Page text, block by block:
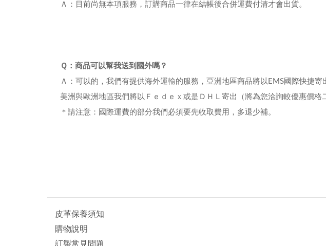
Ａ：目前尚無本項服務，訂購商品一律在結帳後合併運費付清才會出貨。
Ｑ：商品可以幫我送到國外嗎？
Ａ：可以的，我們有提供海外運輸的服務，亞洲地區商品將以EMS國際快捷
美洲與歐洲地區我們將以Ｆｅｄｅｘ或是ＤＨＬ寄出（將為您洽詢較優惠價格
＊請注意：國際運費的部分我們必須要先收取費用，多退少補。
皮革保養須知
購物說明
訂製常見問題